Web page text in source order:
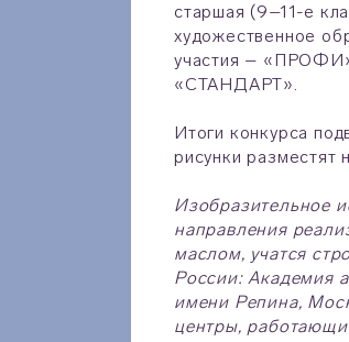
старшая (9–11-е
художественное
участия –
«СТАНДАРТ».
Итоги конкурса
рисунки разместят
Изобразительное
направления
маслом, учатся
России: Академия
имени Репина,
центры,